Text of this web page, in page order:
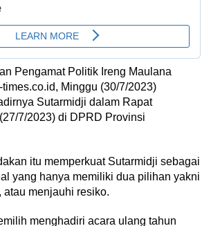
Pengamat Politik Ireng Maulana
Minggu (30/7/2023)
Sutarmidji dalam Rapat
7/2023) di DPRD Provinsi
itu memperkuat Sutarmidji sebagai
yang hanya memiliki dua pilihan yakni
atau menjauhi resiko.
menghadiri acara ulang tahun